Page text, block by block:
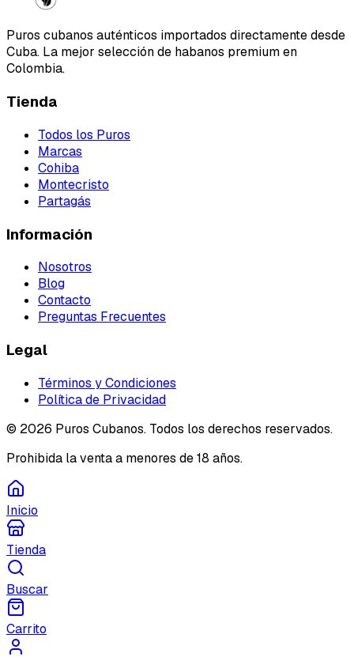
Puros cubanos auténticos importados directamente desde
Cuba. La mejor selección de habanos premium en
Colombia.
Tienda
Todos los Puros
Marcas
Cohiba
Montecristo
Partagás
Información
Nosotros
Blog
Contacto
Preguntas Frecuentes
Legal
Términos y Condiciones
Política de Privacidad
© 2026 Puros Cubanos. Todos los derechos reservados.
Prohibida la venta a menores de 18 años.
Inicio
Tienda
Buscar
Carrito